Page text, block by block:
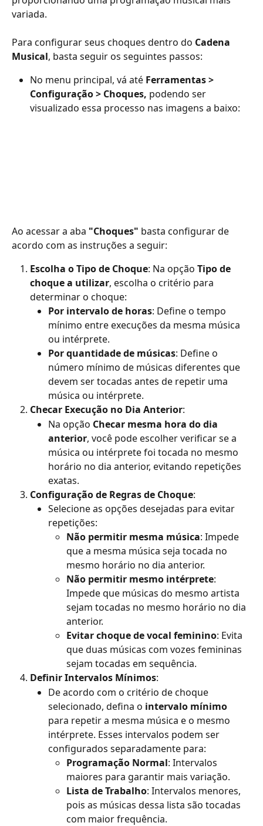
variada.
Para configurar seus choques dentro do Cadena
Musical, basta seguir os seguintes passos:
No menu principal, vá até Ferramentas >
Configuração > Choques, podendo ser
visualizado essa processo nas imagens a baixo:
Ao acessar a aba "Choques" basta configurar de
acordo com as instruções a seguir:
Escolha o Tipo de Choque: Na opção Tipo de
choque a utilizar, escolha o critério para
determinar o choque:
Por intervalo de horas: Define o tempo
mínimo entre execuções da mesma música
ou intérprete.
Por quantidade de músicas: Define o
número mínimo de músicas diferentes que
devem ser tocadas antes de repetir uma
música ou intérprete.
Checar Execução no Dia Anterior:
Na opção Checar mesma hora do dia
anterior, você pode escolher verificar se a
música ou intérprete foi tocada no mesmo
horário no dia anterior, evitando repetições
exatas.
Configuração de Regras de Choque:
Selecione as opções desejadas para evitar
repetições:
Não permitir mesma música: Impede
que a mesma música seja tocada no
mesmo horário no dia anterior.
Não permitir mesmo intérprete:
Impede que músicas do mesmo artista
sejam tocadas no mesmo horário no dia
anterior.
Evitar choque de vocal feminino: Evita
que duas músicas com vozes femininas
sejam tocadas em sequência.
Definir Intervalos Mínimos:
De acordo com o critério de choque
selecionado, defina o intervalo mínimo
para repetir a mesma música e o mesmo
intérprete. Esses intervalos podem ser
configurados separadamente para:
Programação Normal: Intervalos
maiores para garantir mais variação.
Lista de Trabalho: Intervalos menores,
pois as músicas dessa lista são tocadas
com maior frequência.